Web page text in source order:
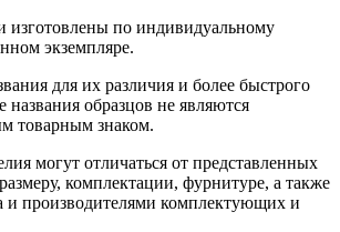
изготовлены по индивидуальному
экземпляре.
для их различия и более быстрого
названия образцов не являются
товарным знаком.
могут отличаться от представленных
комплектации, фурнитуре, а также
и производителями комплектующих и